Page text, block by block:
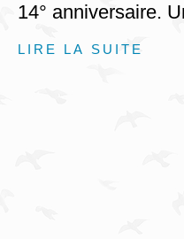
14° anniversaire.
LIRE LA SUITE